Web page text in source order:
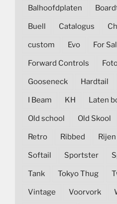
Balhoofdplaten
Buell Catalogus
custom Evo For
Forward Controls
Gooseneck Hardtail
I Beam KH Laten
Old school Old Skool
Retro Ribbed Rijen
Softail Sportster
Tank Tokyo Thug
Vintage Voorvork